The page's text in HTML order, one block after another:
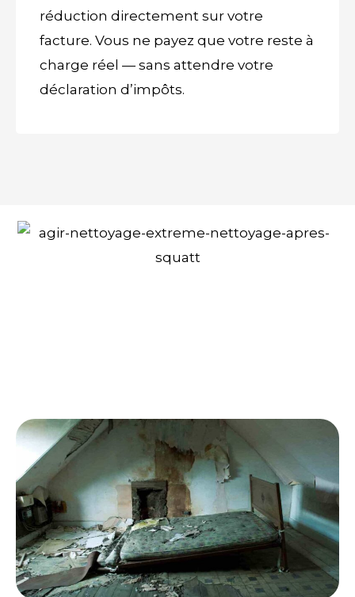
réduction directement sur votre
facture. Vous ne payez que votre reste à
charge réel — sans attendre votre
déclaration d’impôts.